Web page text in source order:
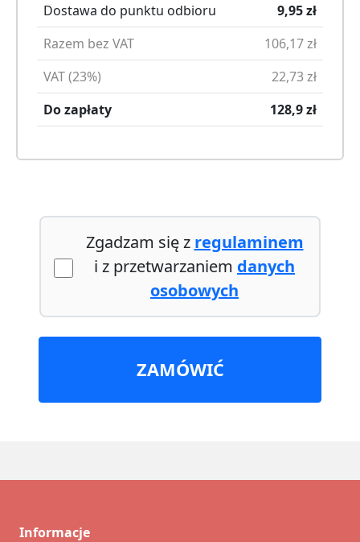
Dostawa do punktu odbioru 9,95zł
Razem bez VAT
106,17zł
VAT (23%)
22,73zł
Do zapłaty
128,9zł
Zgadzam się z regulaminem
i z przetwarzaniem danych
osobowych
ZAMÓWIĆ
Informacje